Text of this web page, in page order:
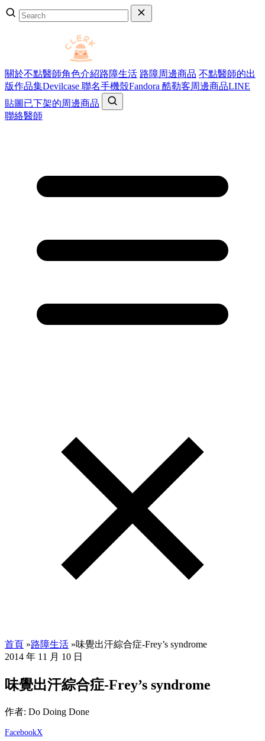
關於不點醫師角色介紹路障生活 路障周邊商品 不點醫師的出
版作品集Devilcase 聯名手機殼Fandora 酷勒客周邊商品LINE
貼圖 已下架的周邊商品
聯絡醫師
首頁 »路障生活 »味覺出汗綜合症-Frey’s syndrome
2014 年 11 月 10 日
味覺出汗綜合症-Frey’s syndrome
作者: Do Doing Done
FacebookX